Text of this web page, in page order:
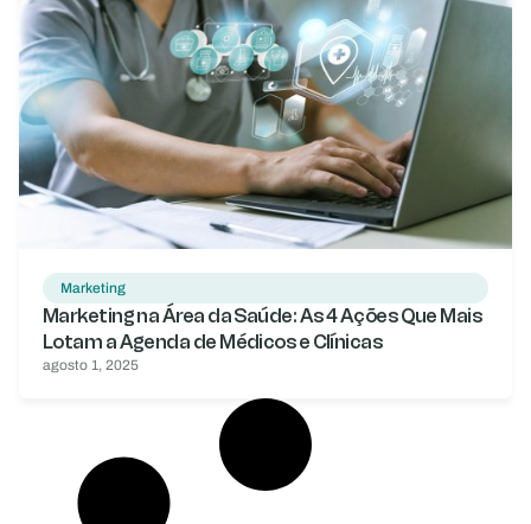
Marketing
Marketing na Área da Saúde: As 4 Ações Que Mais
Lotam a Agenda de Médicos e Clínicas
agosto 1, 2025